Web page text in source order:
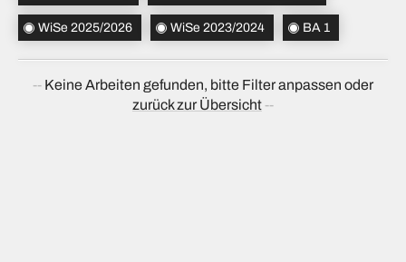
Studiensemester(2)
Bachelorsemester(1)
Sortierung(↝ zufällig)
WiSe 2025/2026 WiSe 2023/2024 BA 1
Keine Arbeiten gefunden, bitte Filter anpassen oder
zurück zur Übersicht